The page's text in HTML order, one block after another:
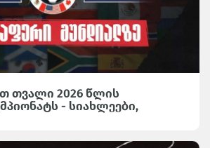
თვალი 2026 წლის
- სიახლეები,